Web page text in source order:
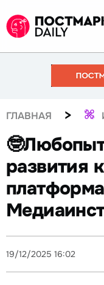
ГЛАВНАЯ >
развития
19/12/2025 16:02